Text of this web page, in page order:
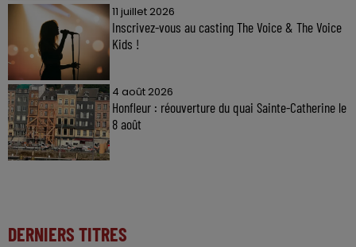
11 juillet 2026
Inscrivez-vous au casting The Voice & The Voice
Kids !
4 août 2026
Honfleur : réouverture du quai Sainte-Catherine le
8 août
DERNIERS TITRES